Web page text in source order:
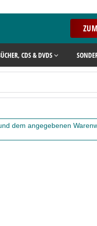
CDS & DVDS
dem angegebenen